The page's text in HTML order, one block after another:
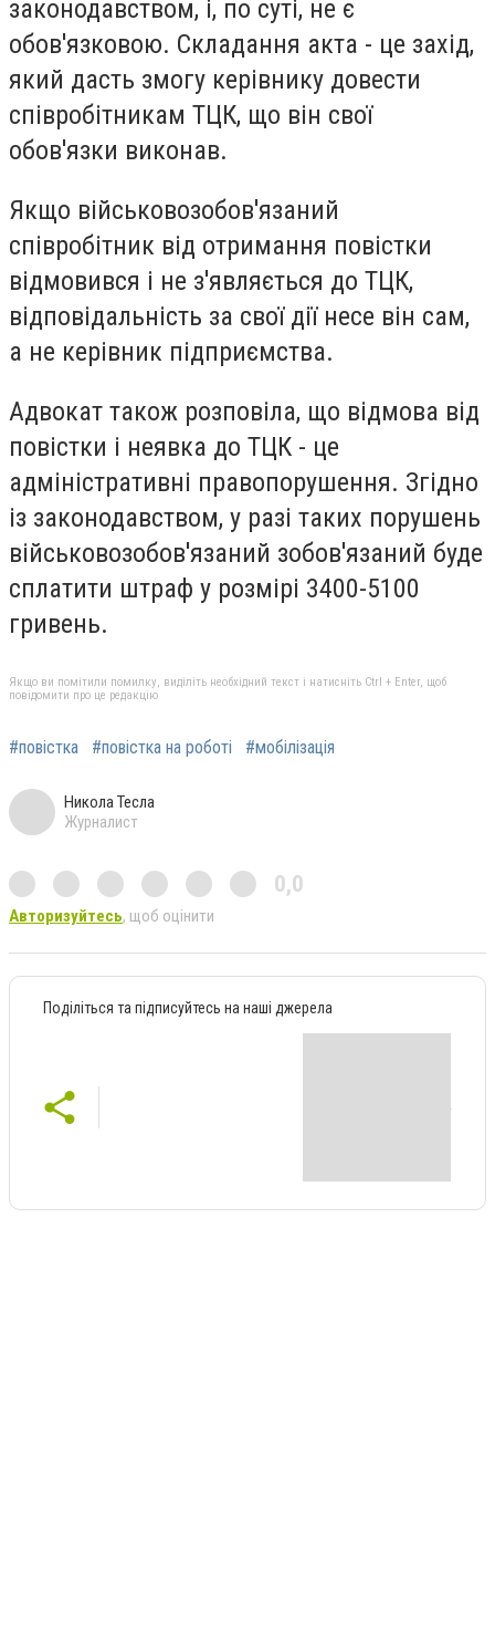
законодавством, і, по суті, не є
обов'язковою. Складання акта - це захід,
який дасть змогу керівнику довести
співробітникам ТЦК, що він свої
обов'язки виконав.
Якщо військовозобов'язаний
співробітник від отримання повістки
відмовився і не з'являється до ТЦК,
відповідальність за свої дії несе він сам,
а не керівник підприємства.
Адвокат також розповіла, що відмова від
повістки і неявка до ТЦК - це
адміністративні правопорушення. Згідно
із законодавством, у разі таких порушень
військовозобов'язаний зобов'язаний буде
сплатити штраф у розмірі 3400-5100
гривень.
Якщо ви помітили помилку, виділіть необхідний текст і натисніть Ctrl + Enter, щоб
повідомити про це редакцію
#повістка #повістка на роботі #мобілізація
Никола Тесла
Журналист
0,0
Авторизуйтесь, щоб оцінити
Поділіться та підписуйтесь на наші джерела